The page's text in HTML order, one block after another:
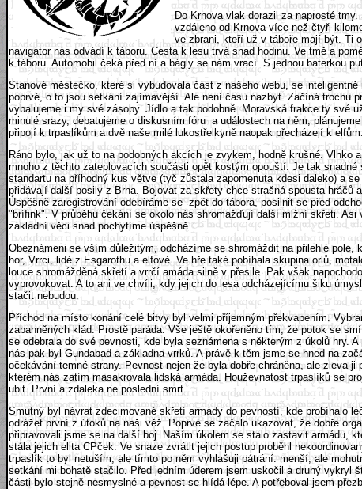
Do Krnova vlak dorazil za naprosté
vzdáleno od Krnova více než čtyři
ve zbrani, kteří už v táboře mají být. Ti
navigátor nás odvádí k táboru. Cesta k lesu trvá snad hodinu. Ve tmě a
k táboru. Automobil čeká před ní a bágly se nám vrací. S jednou baterkou
Stanové městečko, které si vybudovala část z našeho webu, se
poprvé, o to jsou setkání zajímavější. Ale není času nazbyt. Začíná trochu
vybalujeme i my své zásoby. Jídlo a tak podobně. Moravská frakce ty své
minulé srazy, debatujeme o diskusním fóru a událostech na něm,
připojí k trpaslíkům a dvě naše milé lukostřelkyně naopak přecházejí k
Ráno bylo, jak už to na podobných akcích je zvykem, hodně krušné.
mnoho z těchto zateplovacích součásti opět kostým opouští. Je tak
standartu na příhodný kus větve (tyč zůstala zapomenuta kdesi daleko) a
přidávají další posily z Brna. Bojovat za skřety chce strašná spousta
Úspěšně zaregistrování odebíráme se zpět do tábora, posilnit se před
"brífink". V průběhu čekání se okolo nás shromažďují další mlžní skřeti.
základní věci snad pochytíme úspěšně ...
Obeznámeni se vším důležitým, odcházíme se shromáždit na přilehlé
hor, Vrrci, lidé z Esgarothu a elfové. Ve hře také pobíhala skupina orlů,
louce shromážděná skřetí a vrrčí amáda silně v přesile. Pak však
vyprovokovat. A to ani ve chvíli, kdy jejich do lesa odcházejícímu šiku
stačit nebudou.
Příchod na místo konání celé bitvy byl velmi příjemným překvapením.
zabahněných klád. Prostě paráda. Vše ještě okořeněno tím, že potok se
se odebrala do své pevnosti, kde byla seznámena s některým z úkolů hry.
nás pak byl Gundabad a základna vrrků. A právě k těm jsme se hned na
očekávání temné strany. Pevnost nejen že byla dobře chráněna, ale zleva
kterém nás zatím masakrovala lidská armáda. Houževnatost trpaslíků se
ubit. První a zdaleka ne poslední smrt ...
Smutný byl návrat zdecimované skřetí armády do pevností, kde probíhalo
odrážet první z útoků na naši věž. Poprvé se začalo ukazovat, že dobře
připravovali jsme se na další boj. Naším úkolem se stalo zastavit armádu,
stála jejich elita CPček. Ve snaze zvrátit jejich postup proběhl
trpaslík to byl netuším, ale tímto po něm vyhlašuji pátrání: menší, ale
setkání mi bohatě stačilo. Před jedním úderem jsem uskočil a druhý vykryl
části bylo stejně nesmyslné a pevnost se hlídá lépe. A potřeboval jsem